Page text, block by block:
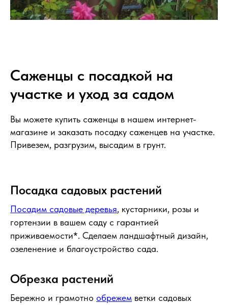
Саженцы с посадкой на
участке и уход за садом
Вы можете купить саженцы в нашем интернет-
магазине и заказать посадку саженцев на участке.
Привезем, разгрузим, высадим в грунт.
Посадка садовых растений
Посадим садовые деревья, кустарники, розы и
гортензии в вашем саду с гарантией
приживаемости*. Сделаем ландшафтный дизайн,
озеленение и благоустройство сада.
Обрезка растений
Бережно и грамотно обрежем ветки садовых